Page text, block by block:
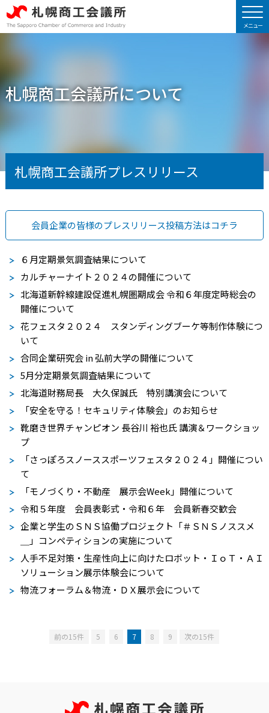
札幌商工会議所について
札幌商工会議所プレスリリース
会員企業の皆様のプレスリリース投稿方法はコチラ
６月定期景気調査結果について
カルチャーナイト２０２４の開催について
北海道新幹線建設促進札幌圏期成会 令和６年度定時総会の
開催について
花フェスタ２０２４ スタンディングブーケ等制作体験につ
いて
合同企業研究会 in 弘前大学の開催について
5月分定期景気調査結果について
北海道財務局長 大久保誠氏 特別講演会について
「安全を守る！セキュリティ体験会」のお知らせ
靴磨き世界チャンピオン 長谷川 裕也氏 講演＆ワークショッ
プ
「さっぽろスノーススポーツフェスタ２０２４」開催につい
て
「モノづくり・不動産 展示会Week」開催について
令和５年度 会員表彰式・令和６年 会員新春交歓会
企業と学生のＳＮＳ協働プロジェクト「＃ＳＮＳノススメ
＿」コンペティションの実施について
人手不足対策・生産性向上に向けたロボット・ＩｏＴ・ＡＩ
ソリューション展示体験会について
物流フォーラム＆物流・ＤＸ展示会について
前の15件 5 6 7 8 9 次の15件